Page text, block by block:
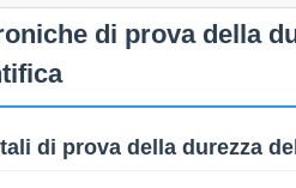
di prova della
di prova della durezza